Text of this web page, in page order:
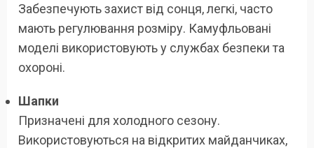
Забезпечують захист від сонця, легкі, часто
мають регулювання розміру. Камуфльовані
моделі використовують у службах безпеки та
охороні.
Шапки
Призначені для холодного сезону.
Використовуються на відкритих майданчиках,